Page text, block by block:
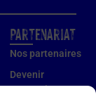
Partenariat
Nos partenaires
Devenir
partenaire